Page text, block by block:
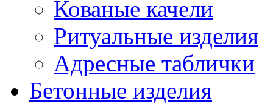
Кованые качели
Ритуальные изделия
Адресные таблички
Бетонные изделия